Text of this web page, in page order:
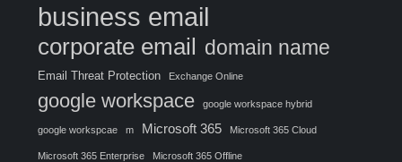
business email
corporate email domain name
Email Threat Protection Exchange Online
google workspace google workspace hybrid
google workspcae m Microsoft 365 Microsoft 365 Cloud
Microsoft 365 Enterprise Microsoft 365 Offline